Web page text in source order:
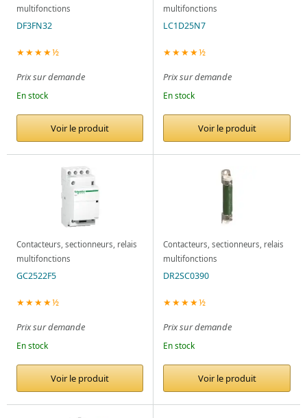
multifonctions
DF3FN32
★★★★½
Prix sur demande
En stock
Voir le produit
multifonctions
LC1D25N7
★★★★½
Prix sur demande
En stock
Voir le produit
Contacteurs, sectionneurs, relais
multifonctions
GC2522F5
★★★★½
Prix sur demande
En stock
Voir le produit
Contacteurs, sectionneurs, relais
multifonctions
DR2SC0390
★★★★½
Prix sur demande
En stock
Voir le produit